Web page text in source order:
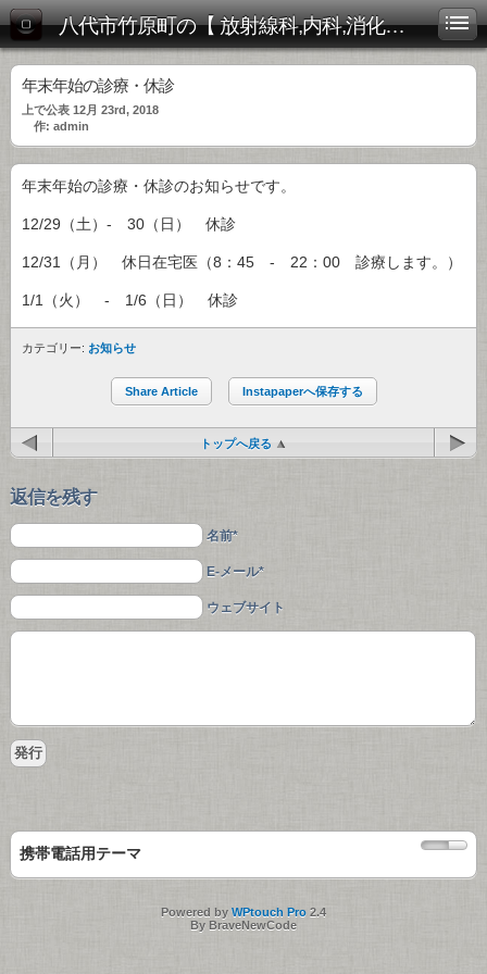
八代市竹原町の【 放射線科,内科,消化器内科 】放射線科・内科まきたクリニック
年末年始の診療・休診
上で公表 12月 23rd, 2018
作: admin
年末年始の診療・休診のお知らせです。
12/29（土）- 30（日） 休診
12/31（月） 休日在宅医（8：45 - 22：00 診療します。）
1/1（火） - 1/6（日） 休診
カテゴリー: お知らせ
Share Article Instapaperへ保存する
トップへ戻る
返信を残す
名前*
E-メール*
ウェブサイト
携帯電話用テーマ
Powered by WPtouch Pro 2.4
By BraveNewCode